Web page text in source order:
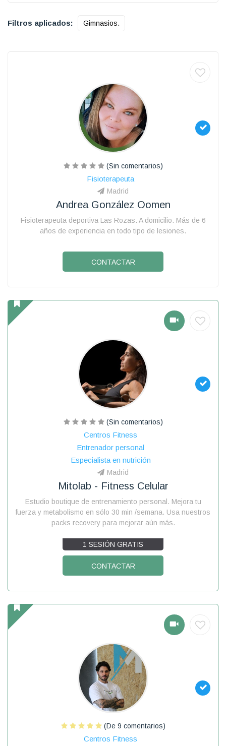
Filtros aplicados: Gimnasios.
(Sin comentarios)
Fisioterapeuta
Madrid
Andrea González Oomen
Fisioterapeuta deportiva Las Rozas. A domicilio. Más de 6
años de experiencia en todo tipo de lesiones.
CONTACTAR
(Sin comentarios)
Centros Fitness
Entrenador personal
Especialista en nutrición
Madrid
Mitolab - Fitness Celular
Estudio boutique de entrenamiento personal. Mejora tu
fuerza y metabolismo en sólo 30 min /semana. Usa nuestros
packs recovery para mejorar aún más.
1 SESIÓN GRATIS
CONTACTAR
(De 9 comentarios)
Centros Fitness